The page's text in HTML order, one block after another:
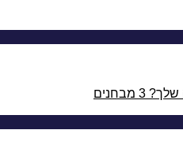
3 מבחנים